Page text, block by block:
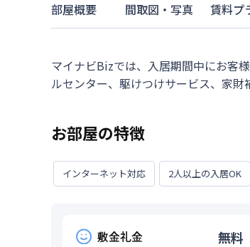
部屋概要 間取図・写真 賃料プ
マイナビBizでは、入居期間中にお客
ルセンター、駆けつけサービス、家
お部屋の特徴
インターネット対応 2人以上の入居OK
敷金礼金 無料